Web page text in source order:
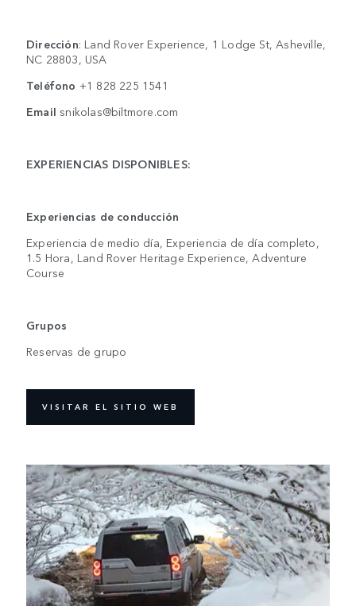
Dirección: Land Rover Experience, 1 Lodge St, Asheville,
NC 28803, USA
Teléfono +1 828 225 1541
Emailsnikolas@biltmore.com
EXPERIENCIAS DISPONIBLES:
Experiencias de conducción
Experiencia de medio día, Experiencia de día completo,
1.5 Hora, Land Rover Heritage Experience, Adventure
Course
Grupos
Reservas de grupo
VISITAR EL SITIO WEB